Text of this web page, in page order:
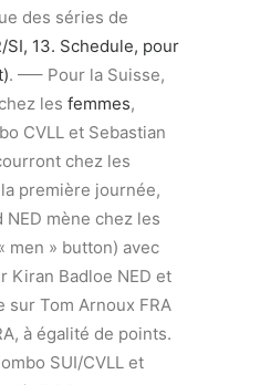
des séries de
SI, 13. Schedule, pour
. —– Pour la Suisse,
les femmes,
CVLL et Sebastian
chez les
première journée,
NED mène chez les
men » button) avec
Kiran Badloe NED et
sur Tom Arnoux FRA
à égalité de points.
SUI/CVLL et